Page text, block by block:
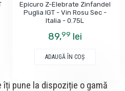
Epicuro Z-Elebrate Zinfandel
Puglia IGT - Vin Rosu Sec -
Italia - 0.75L
89,99 lei
ADAUGĂ ÎN COŞ
pune la dispoziție o gamă